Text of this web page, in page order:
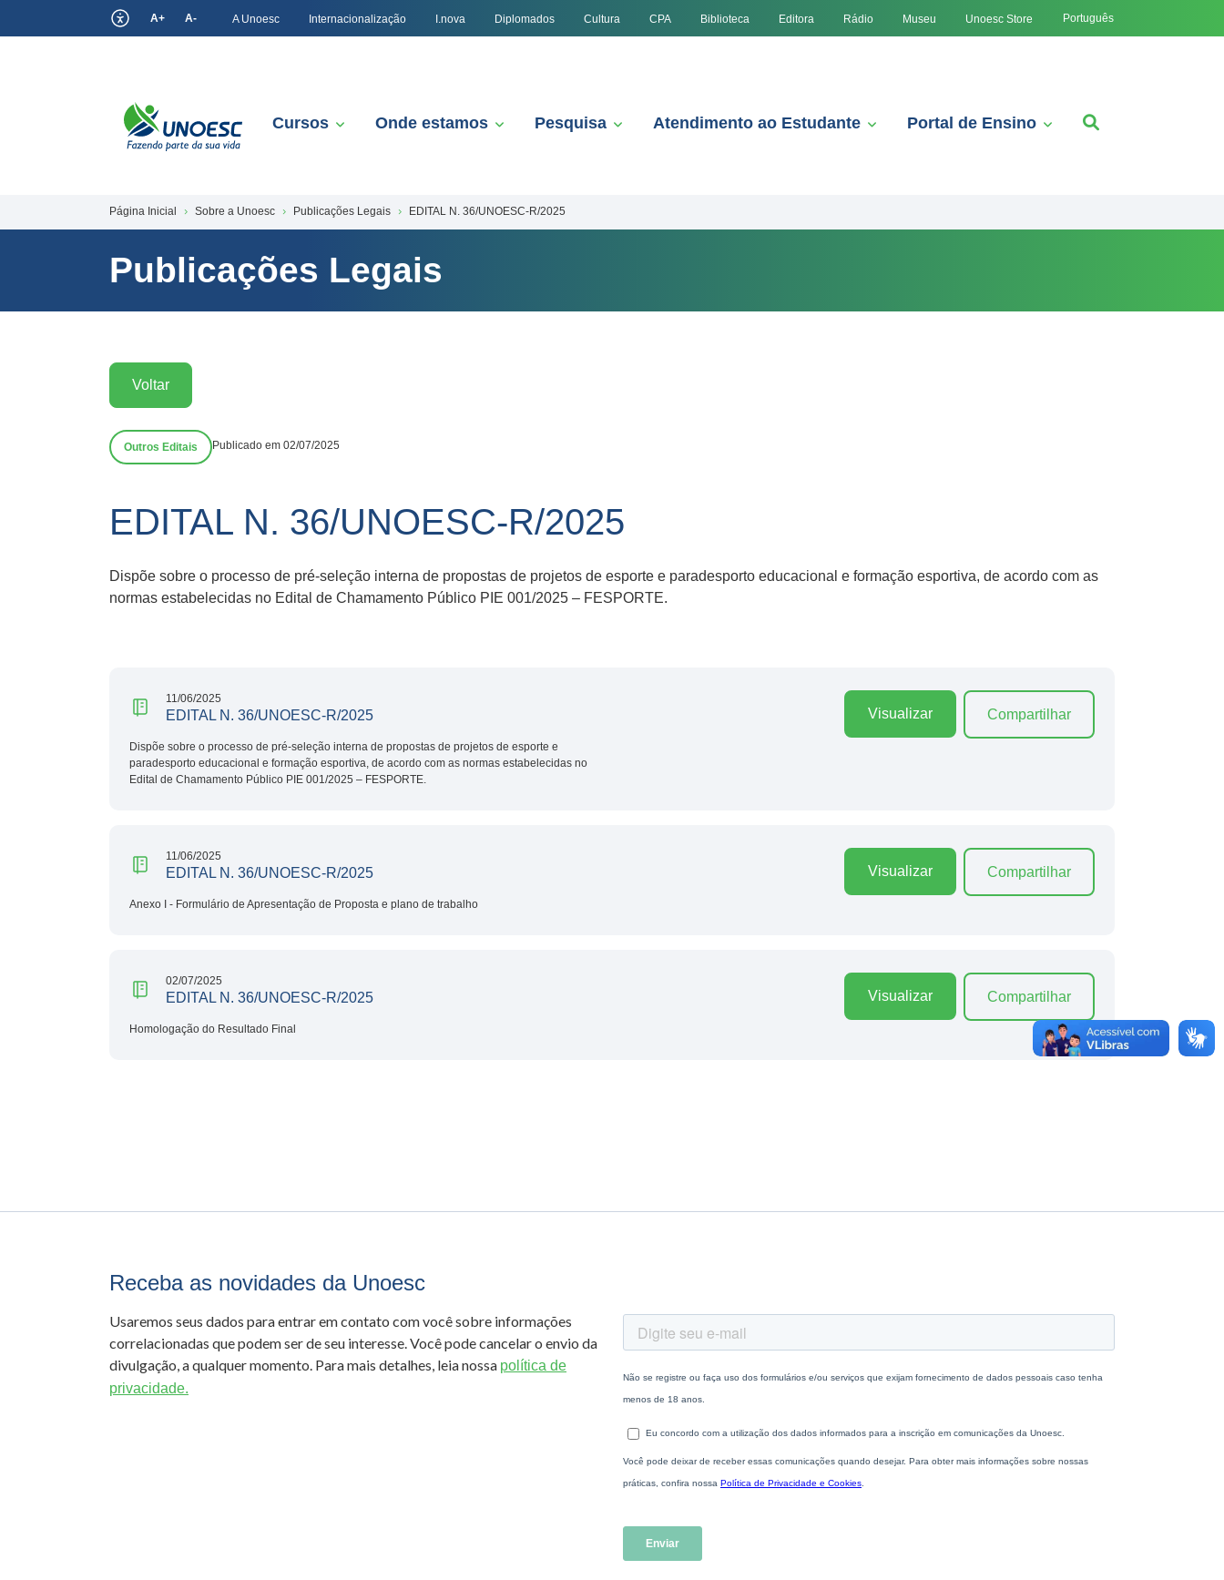
A+ A- A Unoesc Internacionalização I.nova Diplomados Cultura CPA Biblioteca Editora Rádio Museu Unoesc Store Português
Cursos Onde estamos Pesquisa Atendimento ao Estudante Portal de Ensino
Página Inicial Sobre a Unoesc Publicações Legais EDITAL N. 36/UNOESC-R/2025
Publicações Legais
Voltar
Outros Editais Publicado em 02/07/2025
EDITAL N. 36/UNOESC-R/2025
Dispõe sobre o processo de pré-seleção interna de propostas de projetos de esporte e paradesporto educacional e formação esportiva, de acordo com as
normas estabelecidas no Edital de Chamamento Público PIE 001/2025 – FESPORTE.
11/06/2025
EDITAL N. 36/UNOESC-R/2025
Dispõe sobre o processo de pré-seleção interna de propostas de projetos de esporte e
paradesporto educacional e formação esportiva, de acordo com as normas estabelecidas no
Edital de Chamamento Público PIE 001/2025 – FESPORTE.
Visualizar Compartilhar
11/06/2025
EDITAL N. 36/UNOESC-R/2025
Anexo I - Formulário de Apresentação de Proposta e plano de trabalho
Visualizar Compartilhar
02/07/2025
EDITAL N. 36/UNOESC-R/2025
Homologação do Resultado Final
Visualizar Compartilhar
Receba as novidades da Unoesc
Usaremos seus dados para entrar em contato com você sobre informações
correlacionadas que podem ser de seu interesse. Você pode cancelar o envio da
divulgação, a qualquer momento. Para mais detalhes, leia nossa política de
privacidade.